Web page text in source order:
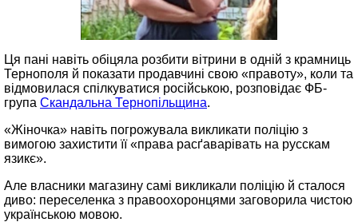
Ця пані навіть обіцяла розбити вітрини в одній з крамниць
Тернополя й показати продавчині свою «правоту», коли та
відмовилася спілкуватися російською, розповідає ФБ-
група Скандальна Тернопільщина.
«Жіночка» навіть погрожувала викликати поліцію з
вимогою захистити її «права расґаварівать на русскам
язикє».
Але власники магазину самі викликали поліцію й сталося
диво: переселенка з правоохоронцями заговорила чистою
українською мовою.